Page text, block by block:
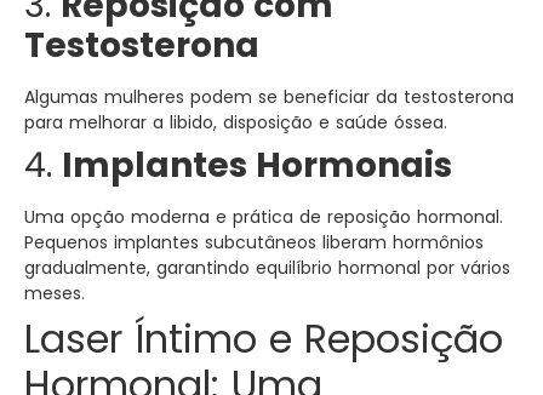
Testosterona
Algumas mulheres podem se beneficiar da testosterona
para melhorar a libido, disposição e saúde óssea.
4. Implantes Hormonais
Uma opção moderna e prática de reposição hormonal.
Pequenos implantes subcutâneos liberam hormônios
gradualmente, garantindo equilíbrio hormonal por vários
meses.
Laser Íntimo e Reposição